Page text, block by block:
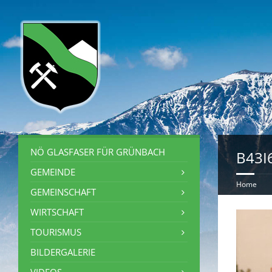
Home
NÖ GLASFASER FÜR GRÜNBACH
GEMEINDE
GEMEINSCHAFT
WIRTSCHAFT
TOURISMUS
BILDERGALERIE